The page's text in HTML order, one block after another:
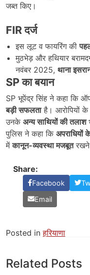
जब्त किए।
FIRदर्ज
इस लूट व फायरिंग की
मुठभेड़ और हथियार
नवंबर 2025, थाना
SPका बयान
SP भूपेंद्र सिंह ने कहा कि
बड़ी सफलताहै। आरोपियों के
उनके अन्य साथियों की तलाश
पुलिस ने कहा कि अपराधियों
मेंकानून-व्यवस्था मजबूतरखने
Share:
Facebook
Email
Posted inहरियाणा
Related Posts